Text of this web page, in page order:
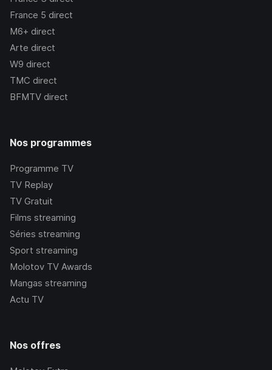
France 5 direct
M6+ direct
Arte direct
W9 direct
TMC direct
BFMTV direct
Nos programmes
Programme TV
TV Replay
TV Gratuit
Films streaming
Séries streaming
Sport streaming
Molotov TV Awards
Mangas streaming
Actu TV
Nos offres